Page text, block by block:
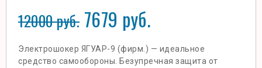
12000руб. 7679 руб.
Электрошокер ЯГУАР-9 (фирм.) — идеальное
средство самообороны. Безупречная защита от